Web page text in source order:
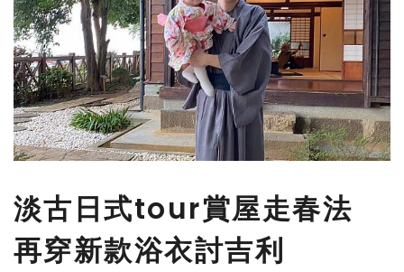
登入
刊登
淡古日式tour賞屋走春法
再穿新款浴衣討吉利